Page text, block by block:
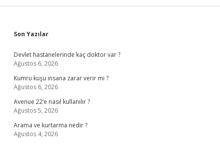
Sidebar
Son Yazılar
Devlet hastanelerinde kaç doktor var ?
Ağustos 6, 2026
Kumru kuşu insana zarar verir mi ?
Ağustos 6, 2026
Avenue 22’e nasıl kullanılır ?
Ağustos 5, 2026
Arama ve kurtarma nedir ?
Ağustos 4, 2026